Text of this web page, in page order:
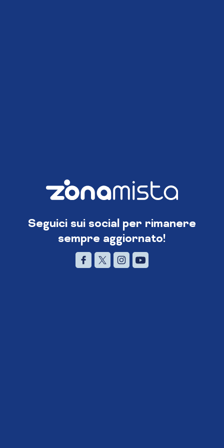
Seguici sui social per rimanere
sempre aggiornato!